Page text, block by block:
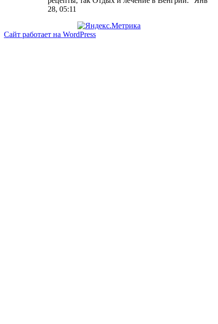
28, 05:11
Сайт работает на WordPress